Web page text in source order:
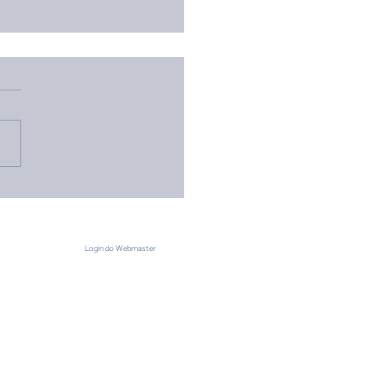
de Pioneirias
Login do Webmaster